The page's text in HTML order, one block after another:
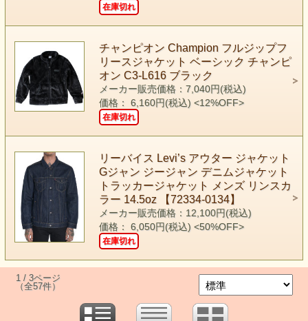
在庫切れ
チャンピオン Champion フルジップフ
リースジャケット ベーシック チャンピ
オン C3-L616 ブラック
メーカー販売価格：7,040円(税込)
価格： 6,160円(税込) <12%OFF>
在庫切れ
リーバイス Levi’s アウター ジャケット
Gジャン ジージャン デニムジャケット
トラッカージャケット メンズ リンスカ
ラー 14.5oz 【72334-0134】
メーカー販売価格：12,100円(税込)
価格： 6,050円(税込) <50%OFF>
在庫切れ
1 / 3ページ
（全57件）